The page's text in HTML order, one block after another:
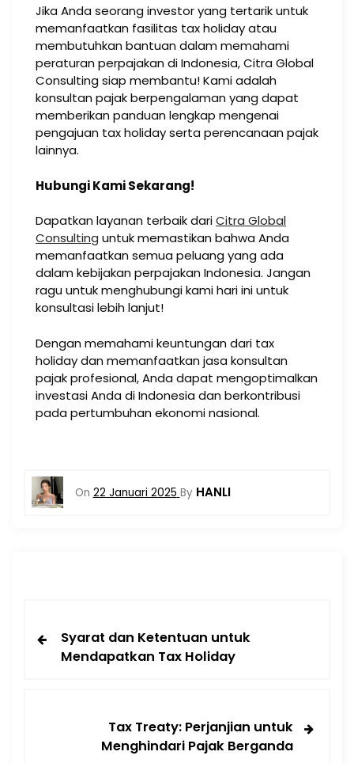
Jika Anda seorang investor yang tertarik untuk
memanfaatkan fasilitas tax holiday atau
membutuhkan bantuan dalam memahami
peraturan perpajakan di Indonesia, Citra Global
Consulting siap membantu! Kami adalah
konsultan pajak berpengalaman yang dapat
memberikan panduan lengkap mengenai
pengajuan tax holiday serta perencanaan pajak
lainnya.
Hubungi Kami Sekarang!
Dapatkan layanan terbaik dariCitra Global
Consulting untuk memastikan bahwa Anda
memanfaatkan semua peluang yang ada
dalam kebijakan perpajakan Indonesia. Jangan
ragu untuk menghubungi kami hari ini untuk
konsultasi lebih lanjut!
Dengan memahami keuntungan dari tax
holiday dan memanfaatkan jasa konsultan
pajak profesional, Anda dapat mengoptimalkan
investasi Anda di Indonesia dan berkontribusi
pada pertumbuhan ekonomi nasional.
On 22 Januari 2025 By HANLI
Syarat dan Ketentuan untuk
Mendapatkan Tax Holiday
Tax Treaty: Perjanjian untuk
Menghindari Pajak Berganda